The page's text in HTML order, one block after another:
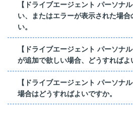
【ドライブエージェント パーソナ
い、またはエラーが表示された場
い。
【ドライブエージェント パーソナ
が追加で欲しい場合、どうすればよ
【ドライブエージェント パーソナ
場合はどうすればよいですか。